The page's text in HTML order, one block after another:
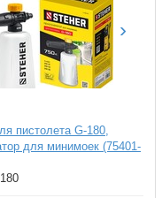
›
пистолета G-180,
для минимоек (75401-